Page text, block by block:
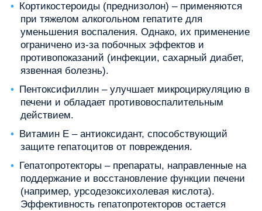
Кортикостероиды (преднизолон) – применяются
при тяжелом алкогольном гепатите для
уменьшения воспаления. Однако, их применение
ограничено из-за побочных эффектов и
противопоказаний (инфекции, сахарный диабет,
язвенная болезнь).
Пентоксифиллин – улучшает микроциркуляцию в
печени и обладает противовоспалительным
действием.
Витамин Е – антиоксидант, способствующий
защите гепатоцитов от повреждения.
Гепатопротекторы – препараты, направленные на
поддержание и восстановление функции печени
(например, урсодезоксихолевая кислота).
Эффективность гепатопротекторов остается